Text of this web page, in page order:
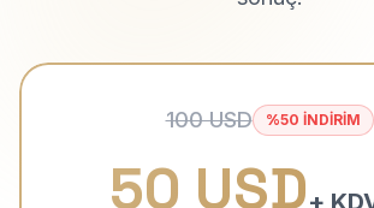
100 USD %50 İNDİRİM
50 USD+